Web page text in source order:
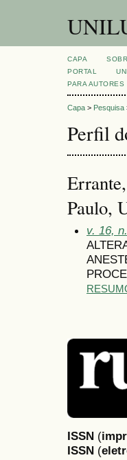
CAPA
PORTAL
PARA AUTORES
Capa > Pesquisa
Perfil
Paulo,
v. 16,
ISSN (
ISSN (